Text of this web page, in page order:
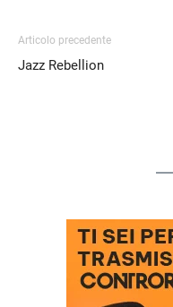
Articolo precedente
Jazz Rebellion